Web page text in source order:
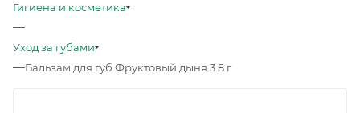
Гигиена и косметика
—
Уход за губами
—Бальзам для губ Фруктовый дыня 3.8 г